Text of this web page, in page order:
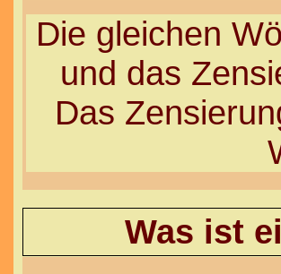
Die gleichen
und das
Das
Was ist